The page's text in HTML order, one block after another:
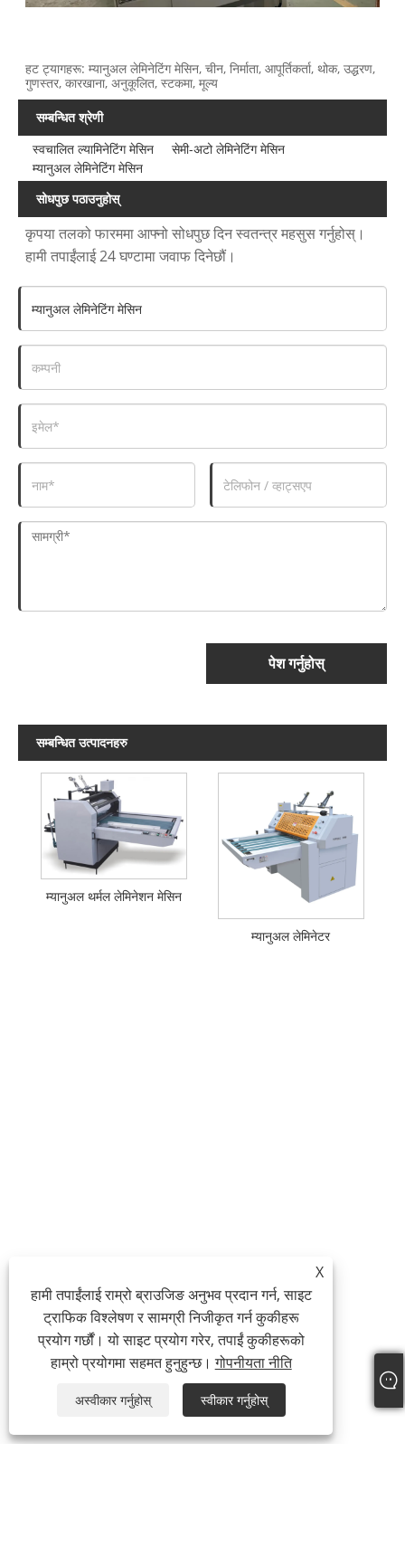
हट ट्यागहरू: म्यानुअल लेमिनेटिंग मेसिन, चीन, निर्माता, आपूर्तिकर्ता, थोक, उद्धरण,
गुणस्तर, कारखाना, अनुकूलित, स्टकमा, मूल्य
सम्बन्धित श्रेणी
स्वचालित ल्यामिनेटिंग मेसिन
सेमी-अटो लेमिनेटिंग मेसिन
म्यानुअल लेमिनेटिंग मेसिन
सोधपुछ पठाउनुहोस्
कृपया तलको फारममा आफ्नो सोधपुछ दिन स्वतन्त्र महसुस गर्नुहोस्।
हामी तपाईंलाई 24 घण्टामा जवाफ दिनेछौं।
पेश गर्नुहोस्
सम्बन्धित उत्पादनहरु
म्यानुअल थर्मल लेमिनेशन मेसिन
म्यानुअल लेमिनेटर
X
हामी तपाईंलाई राम्रो ब्राउजिङ अनुभव प्रदान गर्न, साइट
ट्राफिक विश्लेषण र सामग्री निजीकृत गर्न कुकीहरू
प्रयोग गर्छौं। यो साइट प्रयोग गरेर, तपाईं कुकीहरूको
हाम्रो प्रयोगमा सहमत हुनुहुन्छ।गोपनीयता नीति
अस्वीकार गर्नुहोस् स्वीकार गर्नुहोस्